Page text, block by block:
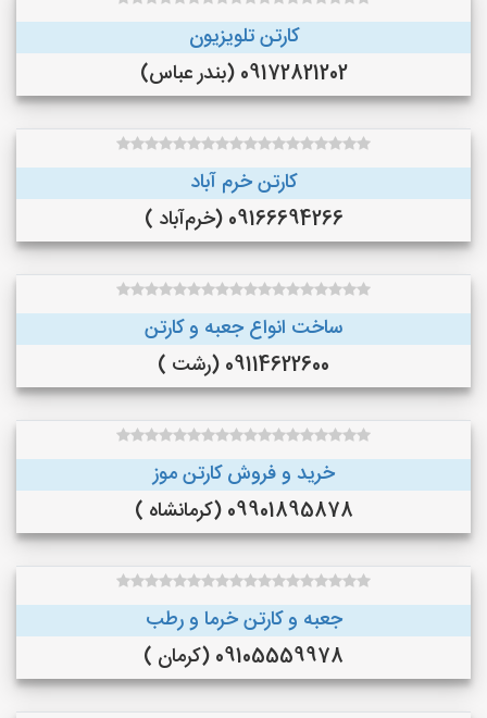
کارتن تلویزیون
09172821202 (بندر عباس)
کارتن خرم آباد
09166694266 (خرم‌آباد )
ساخت انواع جعبه و کارتن
09114622600 (رشت )
خرید و فروش کارتن موز
09901895878 (کرمانشاه )
جعبه و کارتن خرما و رطب
09105559978 (کرمان )